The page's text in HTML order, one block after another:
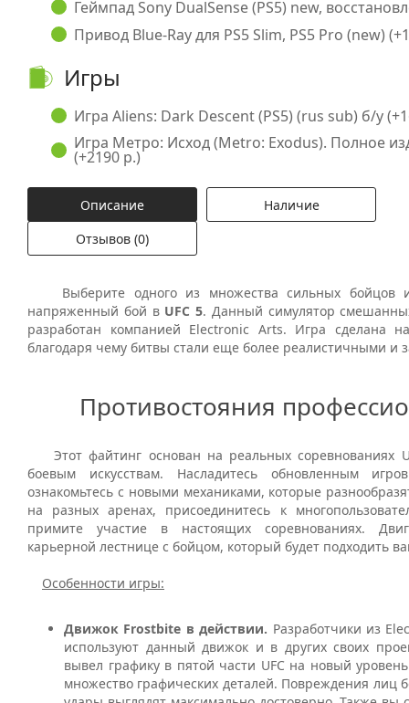
Геймпад Sony DualSense (PS5) new,
Привод Blue-Ray для PS5 Slim, PS5 Pro (new)
Игры
Игра Aliens: Dark Descent (PS5) (rus sub) б/у
Игра Метро: Исход (Metro: Exodus). Полное
(+2190 р.)
Описание
Наличие
Отзывов (0)
Выберите одного из множества сильных бойцов и
напряженный бой в UFC 5. Данный симулятор
разработан компанией Electronic Arts. Игра сделана
благодаря чему битвы стали еще более реалистичными и
Противостояния
Этот файтинг основан на реальных соревнованиях
боевым искусствам. Насладитесь обновленным
ознакомьтесь с новыми механиками, которые
на разных аренах, присоединитесь к
примите участие в настоящих соревнованиях.
карьерной лестнице с бойцом, который будет подходить
Особенности игры:
Движок Frostbite в действии. Разработчики из
используют данный движок и в других своих
вывел графику в пятой части UFC на новый
множество графических деталей. Повреждения лиц